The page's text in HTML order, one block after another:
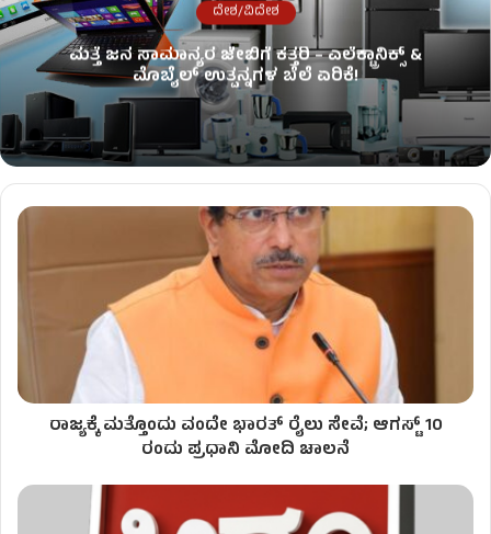
ದೇಶ/ವಿದೇಶ
ಮತ್ತೆ ಜನ ಸಾಮಾನ್ಯರ ಜೇಬಿಗೆ ಕತ್ತರಿ – ಎಲೆಕ್ಟ್ರಾನಿಕ್ಸ್ &
ಮೊಬೈಲ್ ಉತ್ಪನ್ನಗಳ ಬೆಲೆ ಏರಿಕೆ!
ರಾಜ್ಯಕ್ಕೆ ಮತ್ತೊಂದು ವಂದೇ ಭಾರತ್​ ರೈಲು ಸೇವೆ; ಆಗಸ್ಟ್ 10
ರಂದು ಪ್ರಧಾನಿ ಮೋದಿ ಚಾಲನೆ